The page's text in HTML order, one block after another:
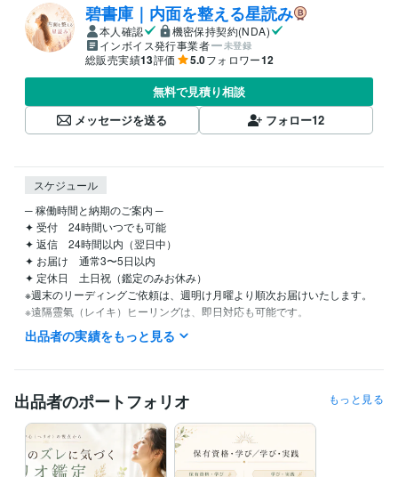
碧書庫｜内面を整える星読み
本人確認
機密保持契約(NDA)
インボイス発行事業者
未登録
総販売実績13評価 5.0フォロワー12
無料で見積り相談
メッセージを送る
フォロー12
スケジュール
─ 稼働時間と納期のご案内 ─
✦ 受付　24時間いつでも可能
✦ 返信　24時間以内（翌日中）
✦ お届け　通常3〜5日以内
✦ 定休日　土日祝（鑑定のみお休み）
※週末のリーディングご依頼は、週明け月曜より順次お届けいたします。
※遠隔靈氣（レイキ）ヒーリングは、即日対応も可能です。
お気軽にご相談ください。
タイミングの合う際にご縁をいただけましたら嬉しいです。
経験職種
ライフスタイル・その他 / 占い師
ライフスタイル・その他 / マッサージ師・セラピスト
経験年数 : 2年
ライフスタイル・その他 / その他 経験年数 : 7年
出品者の実績をもっと見る
出品者のポートフォリオ もっと見る